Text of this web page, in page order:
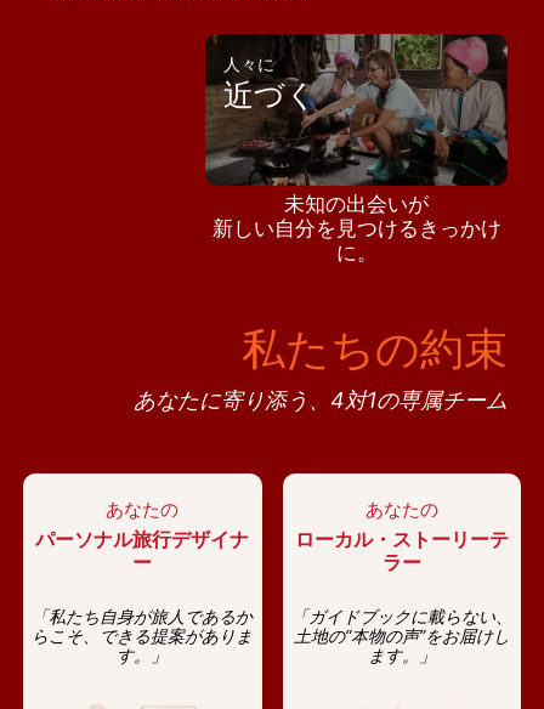
人々に
近づく
未知の出会いが
新しい自分を見つけるきっかけ
に。
私たちの約束
あなたに寄り添う、4対1の専属チーム
あなたの
パーソナル旅行デザイナ
ー
「私たち自身が旅人であるか
らこそ、できる提案がありま
す。」
あなたの
ローカル・ストーリーテ
ラー
「ガイドブックに載らない、
土地の“本物の声”をお届けし
ます。」